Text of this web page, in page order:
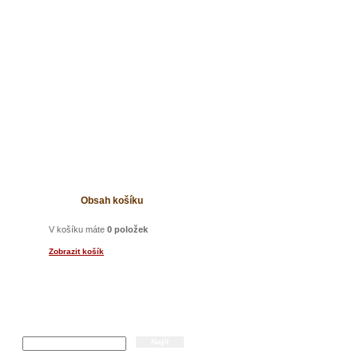
Obsah košíku
V košíku máte 0 položek
Zobrazit košík